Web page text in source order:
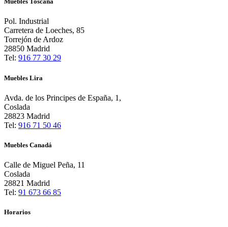
Pol. Industrial
Carretera de Loeches, 85
Torrejón de Ardoz
28850 Madrid
Tel: 916 77 30 29
Muebles Lira
Avda. de los Principes de España, 1,
Coslada
28823 Madrid
Tel: 916 71 50 46
Muebles Canadá
Calle de Miguel Peña, 11
Coslada
28821 Madrid
Tel: 91 673 66 85
Horarios